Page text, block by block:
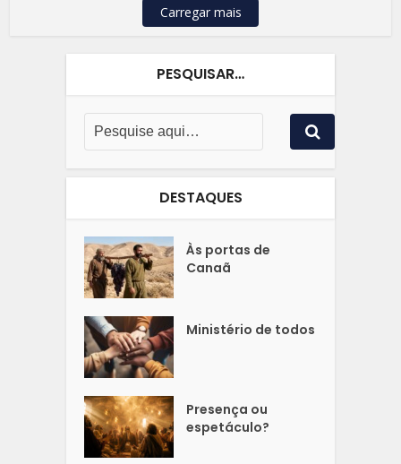
Carregar mais
PESQUISAR…
DESTAQUES
Às portas de
Canaã
Ministério de todos
Presença ou
espetáculo?